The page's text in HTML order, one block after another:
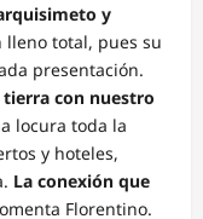
y
lleno total, pues su
presentación.
con nuestro
locura toda la
y hoteles,
La conexión que
Florentino.